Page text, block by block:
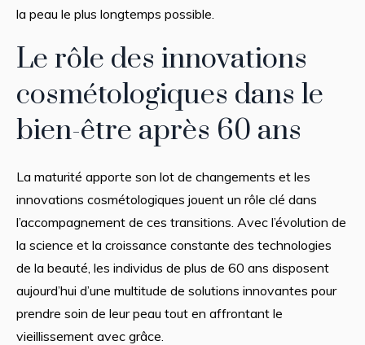
la peau le plus longtemps possible.
Le rôle des innovations
cosmétologiques dans le
bien-être après 60 ans
La maturité apporte son lot de changements et les
innovations cosmétologiques jouent un rôle clé dans
l’accompagnement de ces transitions. Avec l’évolution de
la science et la croissance constante des technologies
de la beauté, les individus de plus de 60 ans disposent
aujourd’hui d’une multitude de solutions innovantes pour
prendre soin de leur peau tout en affrontant le
vieillissement avec grâce.